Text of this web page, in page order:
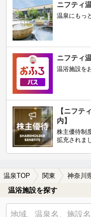
ニフティ
温泉にもっ
ニフティ
温浴施設を
【ニフテ
内】
株主優待制
拡充されま
温泉TOP 関東 神奈川
温浴施設を探す